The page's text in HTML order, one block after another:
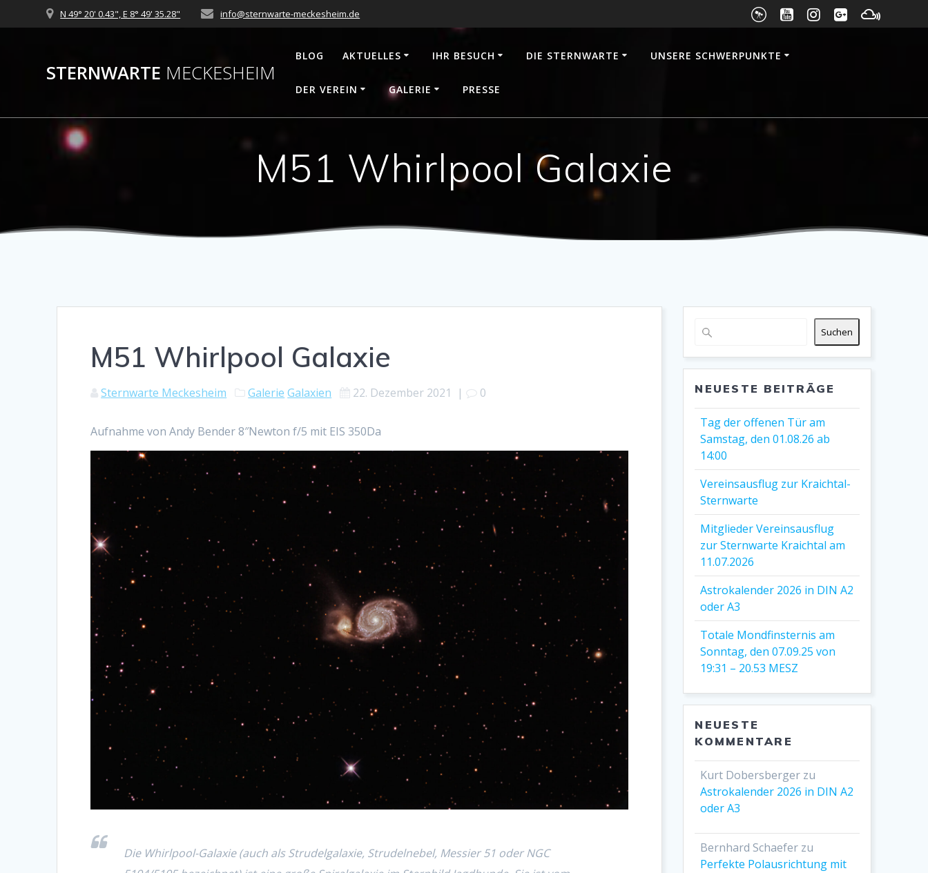
Inhalt
N 49° 20' 0.43", E 8° 49' 35.28" info@sternwarte-meckesheim.de
STERNWARTE MECKESHEIM
BLOG AKTUELLES IHR BESUCH DIE STERNWARTE UNSERE SCHWERPUNKTE
DER VEREIN GALERIE PRESSE
M51 Whirlpool Galaxie
M51 Whirlpool Galaxie
Sternwarte Meckesheim Galerie Galaxien 22. Dezember 2021 | 0
Aufnahme von Andy Bender 8″Newton f/5 mit EIS 350Da
Die Whirlpool-Galaxie (auch als Strudelgalaxie, Strudelnebel, Messier 51 oder NGC
Suchen
NEUESTE BEITRÄGE
Tag der offenen Tür am
Samstag, den 01.08.26 ab
14:00
Vereinsausflug zur Kraichtal-
Sternwarte
Mitglieder Vereinsausflug
zur Sternwarte Kraichtal am
11.07.2026
Astrokalender 2026 in DIN A2
oder A3
Totale Mondfinsternis am
Sonntag, den 07.09.25 von
19:31 – 20.53 MESZ
NEUESTE
KOMMENTARE
Kurt Dobersberger zu
Astrokalender 2026 in DIN A2
oder A3
Bernhard Schaefer zu
Perfekte Polausrichtung mit